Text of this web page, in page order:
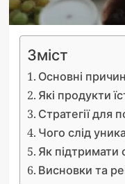
Зміст
Основні
Які продукти
Стратегії для
Чого слід
Як підтримати
Висновки та